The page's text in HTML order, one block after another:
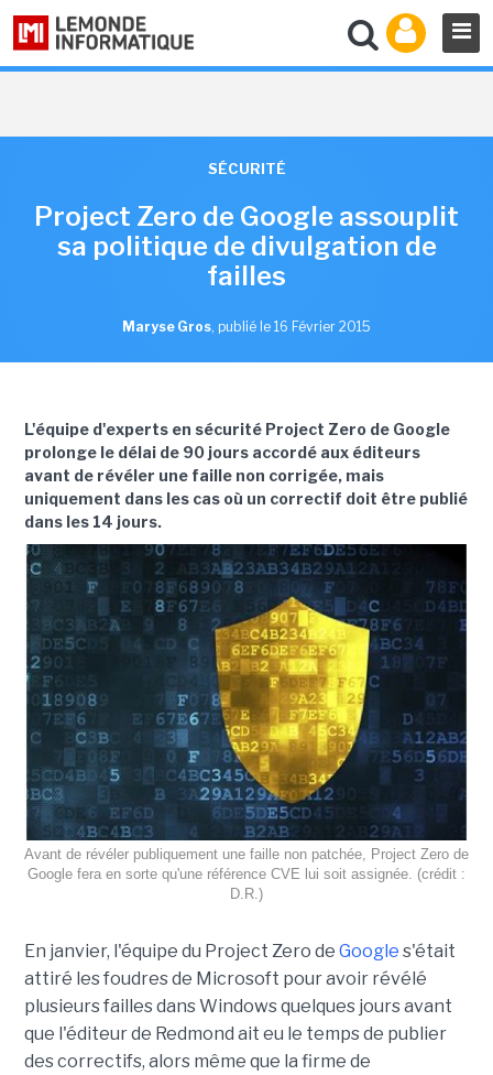
SÉCURITÉ
Project Zero de Google assouplit
sa politique de divulgation de
failles
Maryse Gros, publié le 16 Février 2015
L'équipe d'experts en sécurité Project Zero de Google
prolonge le délai de 90 jours accordé aux éditeurs
avant de révéler une faille non corrigée, mais
uniquement dans les cas où un correctif doit être publié
dans les 14 jours.
Avant de révéler publiquement une faille non patchée, Project Zero de
Google fera en sorte qu'une référence CVE lui soit assignée. (crédit :
D.R.)
En janvier, l'équipe du Project Zero de Google s'était
attiré les foudres de Microsoft pour avoir révélé
plusieurs failles dans Windows quelques jours avant
que l'éditeur de Redmond ait eu le temps de publier
des correctifs, alors même que la firme de